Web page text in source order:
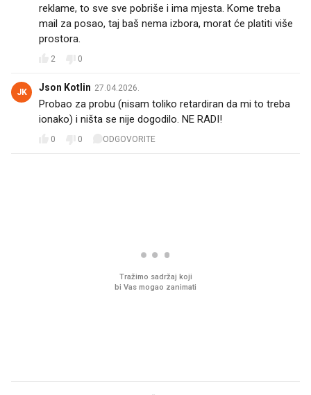
reklame, to sve sve pobriše i ima mjesta. Kome treba
mail za posao, taj baš nema izbora, morat će platiti više
prostora.
2 0
JK Json Kotlin 27.04.2026.
Probao za probu (nisam toliko retardiran da mi to treba
ionako) i ništa se nije dogodilo. NE RADI!
0 0 ODGOVORITE